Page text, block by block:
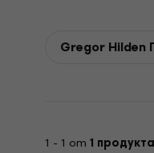
Gregor Hilden
1 - 1 от 1 продукта